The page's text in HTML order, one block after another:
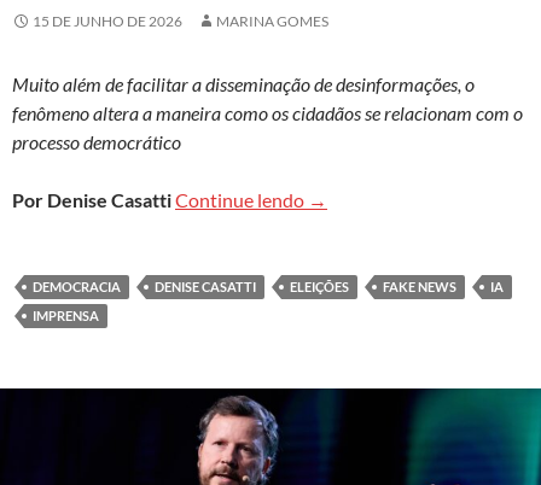
15 DE JUNHO DE 2026 MARINA GOMES
Muito além de facilitar a disseminação de desinformações, o
fenômeno altera a maneira como os cidadãos se relacionam com o
processo democrático
Por Denise CasattiContinue lendo Eleições na era da
→
DEMOCRACIA DENISE CASATTI ELEIÇÕES FAKE NEWS
IA
IMPRENSA